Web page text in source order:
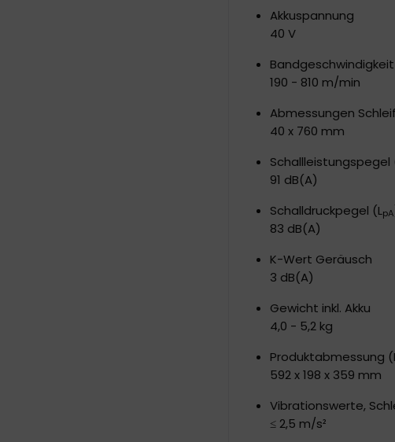
Akkuspannung
40 V
Bandgeschwindigkeit
190 - 810 m/min
Abmessungen
40 x 760 mm
Schallleistungspegel
91 dB(A)
Schalldruckpegel (LpA
83 dB(A)
K-Wert Geräusch
3 dB(A)
Gewicht inkl. Akku
4,0 - 5,2 kg
Produktabmessung
592 x 198 x 359 mm
Vibrationswerte,
≤ 2,5 m/s²